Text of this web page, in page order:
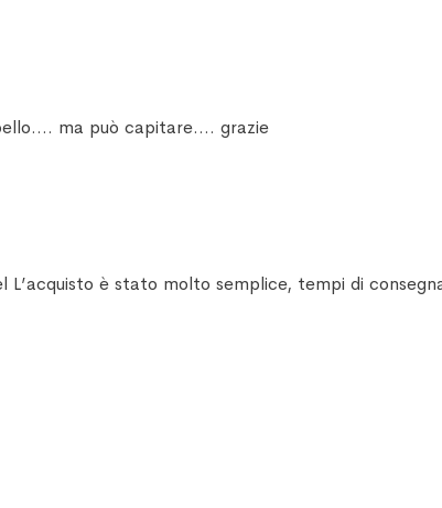
ma può capitare.... grazie
L’acquisto è stato molto semplice, tempi di